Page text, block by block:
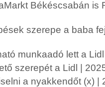
Békéscsabán is
szerepe a baba
munkaadó lett a
szerepét a Lidl |
a nyakkendőt (x) |